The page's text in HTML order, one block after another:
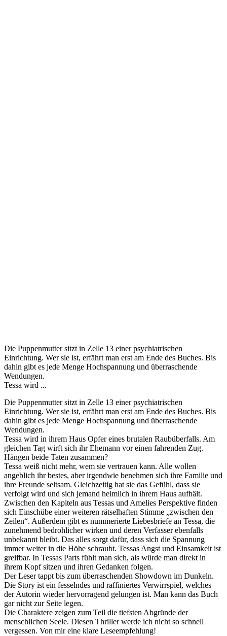
Die Puppenmutter sitzt in Zelle 13 einer psychiatrischen
Einrichtung. Wer sie ist, erfährt man erst am Ende des Buches. Bis
dahin gibt es jede Menge Hochspannung und überraschende
Wendungen.
Tessa wird ...
Die Puppenmutter sitzt in Zelle 13 einer psychiatrischen
Einrichtung. Wer sie ist, erfährt man erst am Ende des Buches. Bis
dahin gibt es jede Menge Hochspannung und überraschende
Wendungen.
Tessa wird in ihrem Haus Opfer eines brutalen Raubüberfalls. Am
gleichen Tag wirft sich ihr Ehemann vor einen fahrenden Zug.
Hängen beide Taten zusammen?
Tessa weiß nicht mehr, wem sie vertrauen kann. Alle wollen
angeblich ihr bestes, aber irgendwie benehmen sich ihre Familie und
ihre Freunde seltsam. Gleichzeitig hat sie das Gefühl, dass sie
verfolgt wird und sich jemand heimlich in ihrem Haus aufhält.
Zwischen den Kapiteln aus Tessas und Amelies Perspektive finden
sich Einschübe einer weiteren rätselhaften Stimme „zwischen den
Zeilen“. Außerdem gibt es nummerierte Liebesbriefe an Tessa, die
zunehmend bedrohlicher wirken und deren Verfasser ebenfalls
unbekannt bleibt. Das alles sorgt dafür, dass sich die Spannung
immer weiter in die Höhe schraubt. Tessas Angst und Einsamkeit ist
greifbar. In Tessas Parts fühlt man sich, als würde man direkt in
ihrem Kopf sitzen und ihren Gedanken folgen.
Der Leser tappt bis zum überraschenden Showdown im Dunkeln.
Die Story ist ein fesselndes und raffiniertes Verwirrspiel, welches
der Autorin wieder hervorragend gelungen ist. Man kann das Buch
gar nicht zur Seite legen.
Die Charaktere zeigen zum Teil die tiefsten Abgründe der
menschlichen Seele. Diesen Thriller werde ich nicht so schnell
vergessen. Von mir eine klare Leseempfehlung!